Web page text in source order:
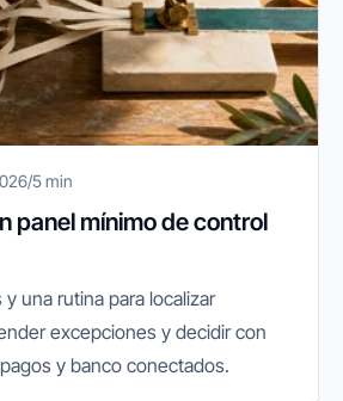
/5 min
panel mínimo de control
una rutina para localizar
excepciones y decidir con
y banco conectados.